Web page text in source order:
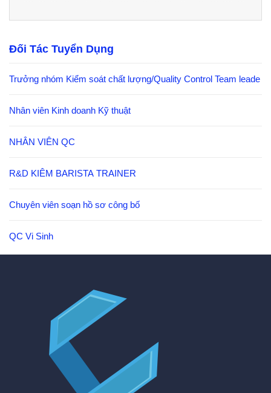
Đối Tác Tuyển Dụng
Trưởng nhóm Kiểm soát chất lượng/Quality Control Team leade
Nhân viên Kinh doanh Kỹ thuật
NHÂN VIÊN QC
R&D KIÊM BARISTA TRAINER
Chuyên viên soạn hồ sơ công bố
QC Vi Sinh